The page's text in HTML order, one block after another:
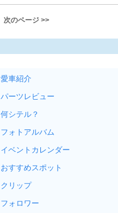
次のページ >>
愛車紹介
パーツレビュー
何シテル？
フォトアルバム
イベントカレンダー
おすすめスポット
クリップ
フォロワー